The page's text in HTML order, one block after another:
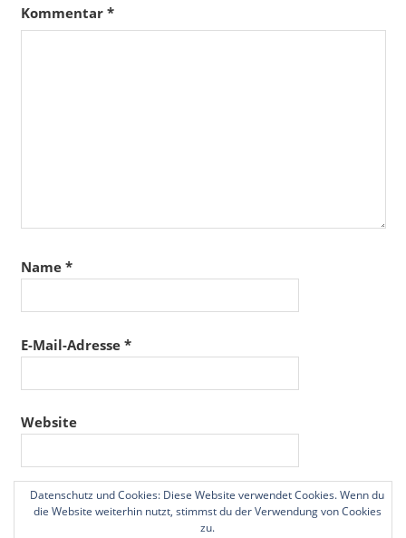
Kommentar *
Name *
E-Mail-Adresse *
Website
Name, E-Mail-Adresse und Website in diesem
Browser für meinen nächsten Kommentar speichern.
Datenschutz und Cookies: Diese Website verwendet Cookies. Wenn du
die Website weiterhin nutzt, stimmst du der Verwendung von Cookies
zu.